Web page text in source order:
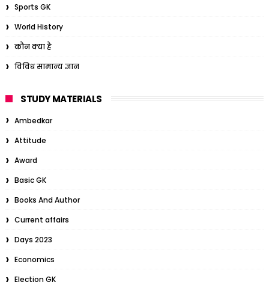
Sports GK
World History
कौन क्या है
विविध सामान्य ज्ञान
STUDY MATERIALS
Ambedkar
Attitude
Award
Basic GK
Books And Author
Current affairs
Days 2023
Economics
Election GK